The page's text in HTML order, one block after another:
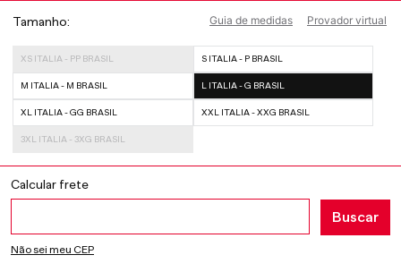
Provador virtual
Guia de medidas
Tamanho
XS ITALIA - PP BRASIL S ITALIA - P BRASIL
M ITALIA - M BRASIL L ITALIA - G BRASIL
XL ITALIA - GG BRASIL XXL ITALIA - XXG BRASIL
3XL ITALIA - 3XG BRASIL
Não sei meu CEP